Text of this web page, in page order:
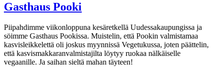
Gasthaus Pooki
Piipahdimme viikonloppuna kesäretkellä Uudessakaupungissa ja
söimme Gasthaus Pookissa. Muistelin, että Pookin valmistamaa
kasvisleikkelettä oli joskus myynnissä Vegetukussa, joten päättelin,
että kasvismakkaranvalmistajilta löytyy ruokaa nälkäiselle
vegaanille. Ja saihan sieltä mahan täyteen!